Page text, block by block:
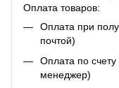
Оплата товаров:
Оплата при
почтой)
Оплата по
менеджер)